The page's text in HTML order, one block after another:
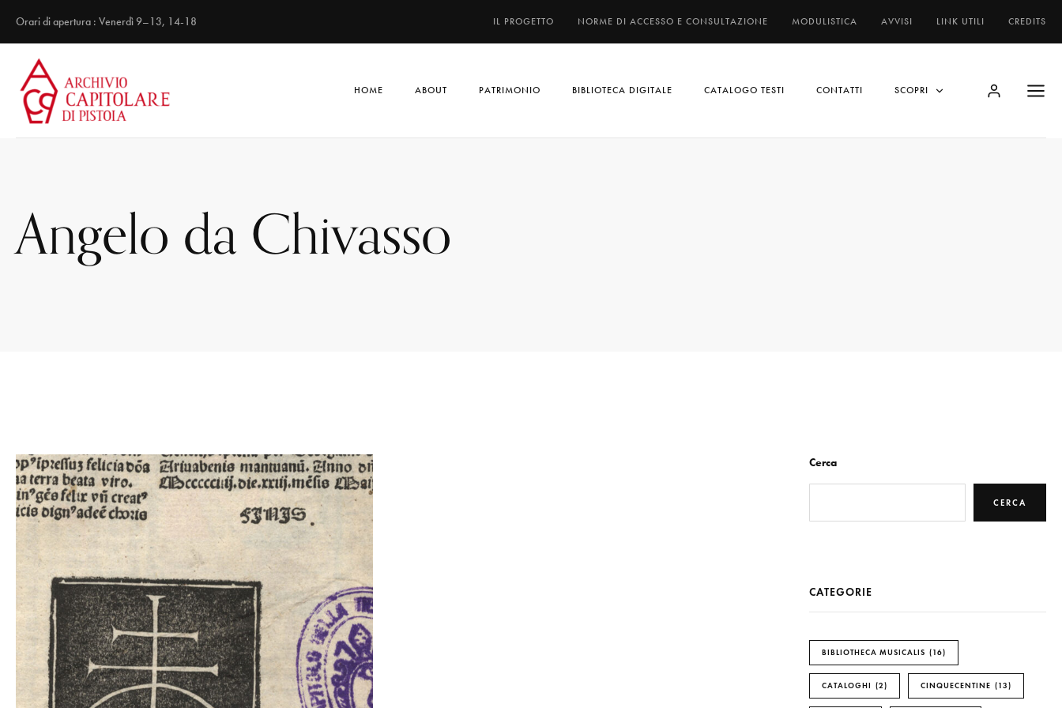
Orari di apertura : Venerdì 9–13, 14-18 IL PROGETTO NORME DI ACCESSO E CONSULTAZIONE MODULISTICA AVVISI LINK UTILI CREDITS
HOME ABOUT PATRIMONIO BIBLIOTECA DIGITALE CATALOGO TESTI CONTATTI SCOPRI
Angelo da Chivasso
Cerca
CERCA
CATEGORIE
BIBLIOTHECA MUSICALIS 16
CATALOGHI 2 CINQUECENTINE 13